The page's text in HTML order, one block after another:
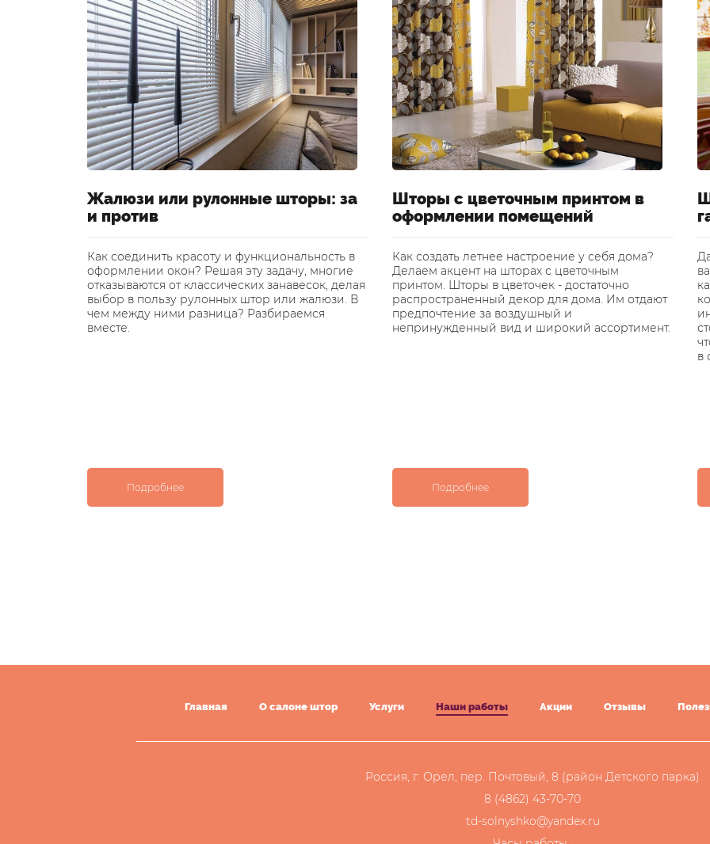
Жалюзи или рулонные шторы: за
и против
Как соединить красоту и функциональность в
оформлении окон? Решая эту задачу, многие
отказываются от классических занавесок, делая
выбор в пользу рулонных штор или жалюзи. В
чем между ними разница? Разбираемся
вместе.
Подробнее
Шторы с цветочным принтом в
оформлении помещений
Как создать летнее настроение у себя дома?
Делаем акцент на шторах с цветочным
принтом. Шторы в цветочек - достаточно
распространенный декор для дома. Им отдают
предпочтение за воздушный и
непринужденный вид и широкий ассортимент.
Подробнее
в
Главная О салоне штор Услуги Наши работы Акции Отзывы
Россия, г. Орел, пер. Почтовый, 8 (район Детского парка)
8 (4862) 43-70-70
td-solnyshko@yandex.ru